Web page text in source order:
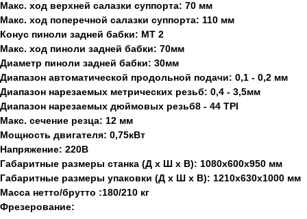
Макс. ход верхней салазки суппорта: 70 мм
Макс. ход поперечной салазки суппорта: 110 мм
Конус пиноли задней бабки: МТ 2
Макс. ход пиноли задней бабки: 70мм
Диаметр пиноли задней бабки: 30мм
Диапазон автоматической продольной подачи: 0,1 - 0,2 мм
Диапазон нарезаемых метрических резьб: 0,4 - 3,5мм
Диапазон нарезаемых дюймовых резьб8 - 44 TPI
Макс. сечение резца: 12 мм
Мощность двигателя: 0,75кВт
Напряжение: 220В
Габаритные размеры станка (Д х Ш х В): 1080х600х950 мм
Габаритные размеры упаковки (Д х Ш х В): 1210x630x1000 мм
Масса нетто/брутто :180/210 кг
Фрезерование: